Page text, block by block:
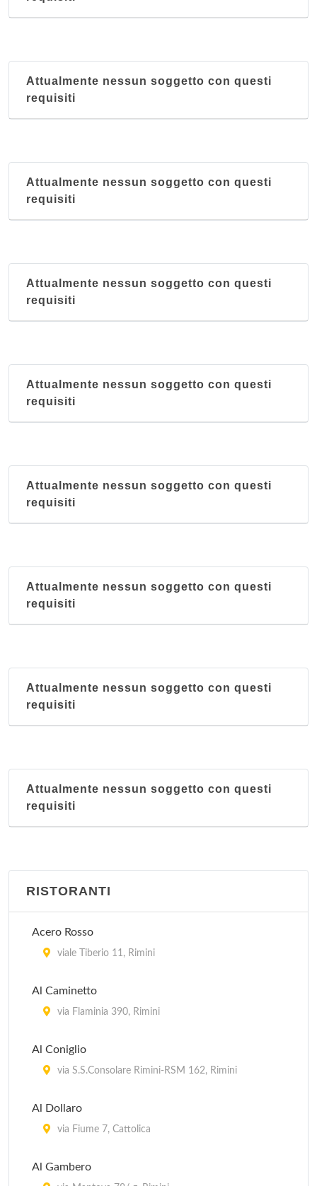
Attualmente nessun soggetto con questi
requisiti
Attualmente nessun soggetto con questi
requisiti
Attualmente nessun soggetto con questi
requisiti
Attualmente nessun soggetto con questi
requisiti
Attualmente nessun soggetto con questi
requisiti
Attualmente nessun soggetto con questi
requisiti
Attualmente nessun soggetto con questi
requisiti
Attualmente nessun soggetto con questi
requisiti
RISTORANTI
Acero Rosso
viale Tiberio 11, Rimini
Al Caminetto
via Flaminia 390, Rimini
Al Coniglio
via S.S.Consolare Rimini-RSM 162, Rimini
Al Dollaro
via Fiume 7, Cattolica
Al Gambero